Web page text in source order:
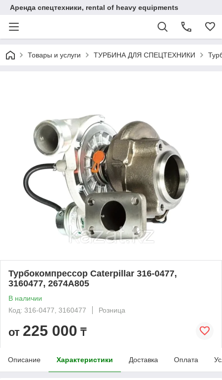
Аренда спецтехники, rental of heavy equipments
Товары и услуги ТУРБИНА ДЛЯ СПЕЦТЕХНИКИ
Турбокомпрессор Caterpillar 316-0477,
3160477, 2674A805
В наличии
Код: 316-0477, 3160477
Розница
от 225 000 ₸
Описание Характеристики Доставка Оплата